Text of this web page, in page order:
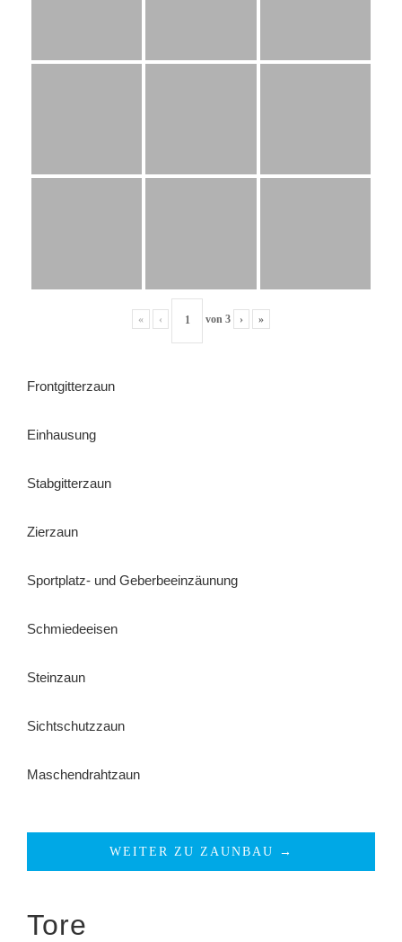
« ‹ von 3 › »
Frontgitterzaun
Einhausung
Stabgitterzaun
Zierzaun
Sportplatz- und Geberbeeinzäunung
Schmiedeeisen
Steinzaun
Sichtschutzzaun
Maschendrahtzaun
WEITER ZU ZAUNBAU →
Tore